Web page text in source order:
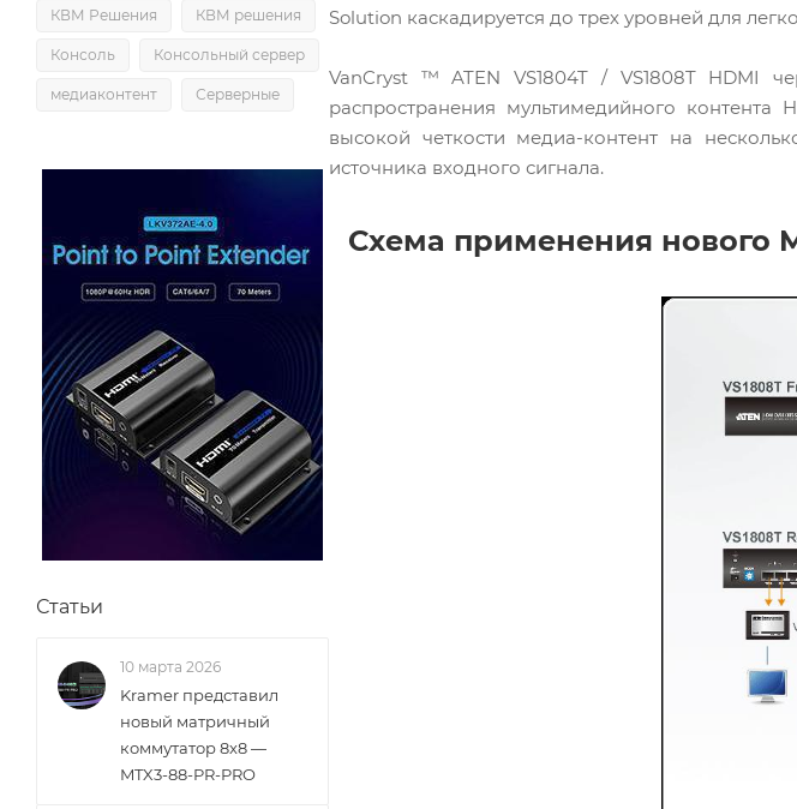
Solution каскадируется до трех уровней для
VanCryst ™ ATEN VS1804T / VS1808T
распространения мультимедийного
высокой четкости медиа-контент на
источника входного сигнала.
Схема применения нового
КВМ Решения КВМ решения
Консоль Консольный сервер
медиаконтент Серверные
Статьи
10 марта 2026
Kramer представил
новый матричный
коммутатор 8x8 —
MTX3-88-PR-PRO